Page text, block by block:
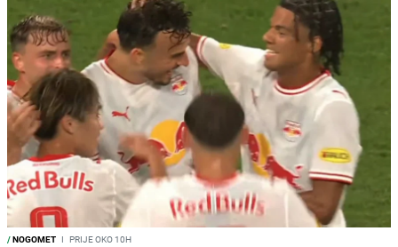
/NOGOMET I PRIJE OKO 10H